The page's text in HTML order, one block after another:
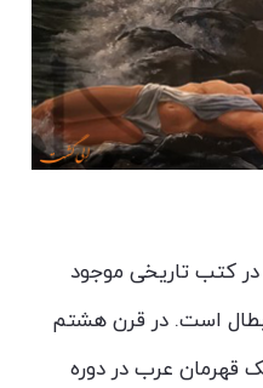
در کتب تاریخی موجود
بطال است. در قرن هشتم
قهرمان عرب در دوره